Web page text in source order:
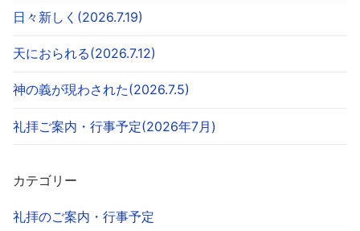
日々新しく(2026.7.19)
天におられる(2026.7.12)
神の義が現わされた(2026.7.5)
礼拝ご案内・行事予定(2026年7月)
カテゴリー
礼拝のご案内・行事予定